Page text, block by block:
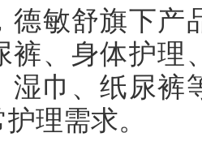
敏舒旗下产
裤、身体护理
湿巾、纸尿裤
理需求。